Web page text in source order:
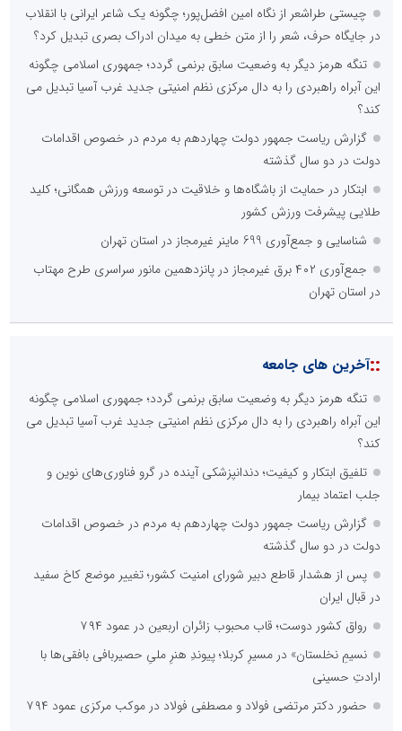
چیستی طراشعر از نگاه امین افضل‌پور؛ چگونه یک شاعر ایرانی با انقلاب
در جایگاه حرف، شعر را از متن خطی به میدان ادراک بصری تبدیل کرد؟
تنگه هرمز دیگر به وضعیت سابق برنمی گردد؛ جمهوری اسلامی چگونه
این آبراه راهبردی را به دال مرکزی نظم امنیتی جدید غرب آسیا تبدیل می
کند؟
گزارش ریاست جمهور دولت چهاردهم به مردم در خصوص اقدامات
دولت در دو سال گذشته
ابتکار در حمایت از باشگاه‌ها و خلاقیت در توسعه ورزش همگانی؛ کلید
طلایی پیشرفت ورزش کشور
شناسایی و جمع‌آوری 699 ماینر غیرمجاز در استان تهران
جمع‌آوری ۴۰۲ برق غیرمجاز در پانزدهمین مانور سراسری طرح مهتاب
در استان تهران
::آخرین های جامعه
تنگه هرمز دیگر به وضعیت سابق برنمی گردد؛ جمهوری اسلامی چگونه
این آبراه راهبردی را به دال مرکزی نظم امنیتی جدید غرب آسیا تبدیل می
کند؟
تلفیق ابتکار و کیفیت؛ دندانپزشکی آینده در گرو فناوری‌های نوین و
جلب اعتماد بیمار
گزارش ریاست جمهور دولت چهاردهم به مردم در خصوص اقدامات
دولت در دو سال گذشته
پس از هشدار قاطع دبیر شورای امنیت کشور؛ تغییر موضع کاخ سفید
در قبال ایران
رواق کشور دوست؛ قاب محبوب زائران اربعین در عمود ۷۹۴
نسیمِ نخلستان» در مسیرِ کربلا؛ پیوندِ هنرِ ملیِ حصیربافی بافقی‌ها با
ارادتِ حسینی
حضور دکتر مرتضی فولاد و مصطفی فولاد در موکب مرکزی عمود ۷۹۴